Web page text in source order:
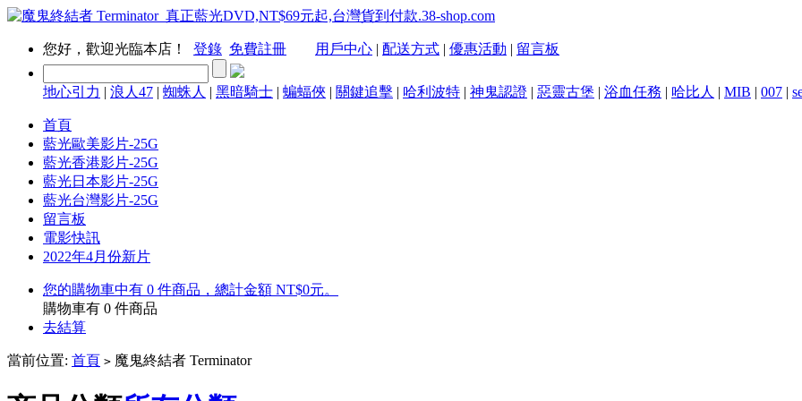
您好，歡迎光臨本店！ 登錄 免費註冊 用戶中心 | 配送方式 | 優惠活動 | 留言板
地心引力 | 浪人47 | 蜘蛛人 | 黑暗騎士 | 蝙蝠俠 | 關鍵追擊 | 哈利波特 | 神鬼認證 | 惡靈古堡 | 浴血任務 | 哈比人 | MIB | 007 |
首頁
藍光歐美影片-25G
藍光香港影片-25G
藍光日本影片-25G
藍光台灣影片-25G
留言板
電影快訊
2022年4月份新片
您的購物車中有 0 件商品，總計金額 NT$0元。
購物車有 0 件商品
去結算
當前位置: 首頁 > 魔鬼終結者 Terminator